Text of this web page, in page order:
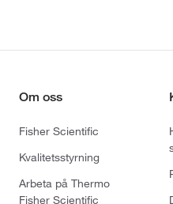
Om oss
Fisher Scientific
Kvalitetsstyrning
Arbeta på Thermo
Fisher Scientific